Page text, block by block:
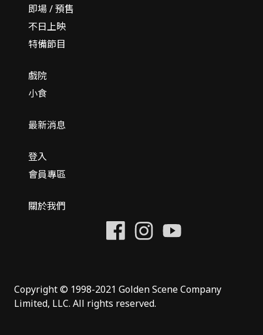
即場 / 預售
不日上映
特備節目
戲院
小食
最新消息
登入
會員專區
關於我們
Copyright © 1998-2021 Golden Scene Company
Limited, LLC. All rights reserved.